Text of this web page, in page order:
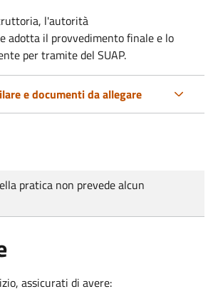
l'autorità
adotta il provvedimento finale e lo
per tramite del SUAP.
e documenti da allegare
pratica non prevede alcun
assicurati di avere: